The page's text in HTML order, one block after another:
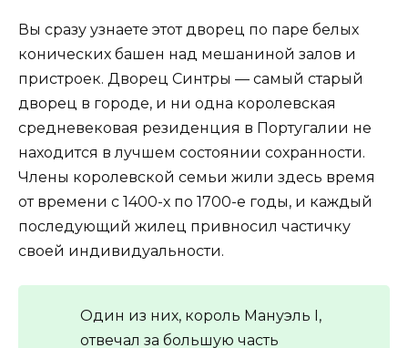
Вы сразу узнаете этот дворец по паре белых
конических башен над мешаниной залов и
пристроек. Дворец Синтры — самый старый
дворец в городе, и ни одна королевская
средневековая резиденция в Португалии не
находится в лучшем состоянии сохранности.
Члены королевской семьи жили здесь время
от времени с 1400-х по 1700-е годы, и каждый
последующий жилец привносил частичку
своей индивидуальности.
Один из них, король Мануэль I,
отвечал за большую часть